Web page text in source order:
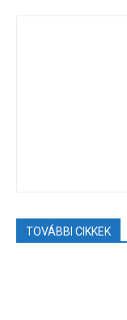
TOVÁBBI CIKKEK